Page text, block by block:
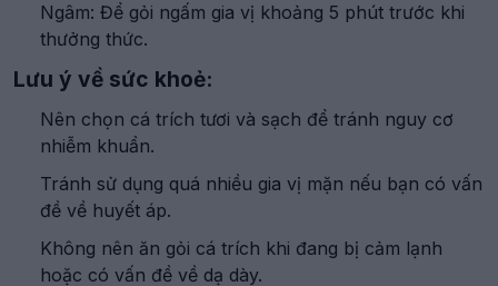
Ngâm: Để gỏi ngấm gia vị khoảng 5 phút trước khi
thưởng thức.
Lưu ý về sức khoẻ:
Nên chọn cá trích tươi và sạch để tránh nguy cơ
nhiễm khuẩn.
Tránh sử dụng quá nhiều gia vị mặn nếu bạn có vấn
đề về huyết áp.
Không nên ăn gỏi cá trích khi đang bị cảm lạnh
hoặc có vấn đề về dạ dày.